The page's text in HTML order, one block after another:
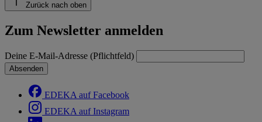
Zurück nach oben
Zum Newsletter anmelden
Deine E-Mail-Adresse (Pflichtfeld)
Absenden
EDEKA auf Facebook
EDEKA auf Instagram